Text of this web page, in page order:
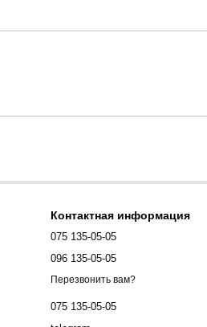
Контактная информация
075 135-05-05
096 135-05-05
Перезвонить вам?
075 135-05-05